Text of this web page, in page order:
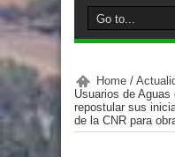
Home /
Usuarios de
repostular sus
de la CNR para